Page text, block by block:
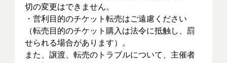
切の変更はできません。
・営利目的のチケット転売はご遠慮ください
（転売目的のチケット購入は法令に抵触し、罰
せられる場合があります）。
また、譲渡、転売のトラブルについて、主催者